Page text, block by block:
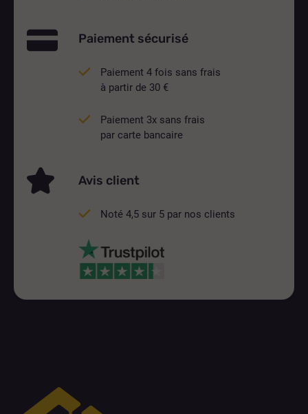
Paiement sécurisé
Paiement 4 fois sans frais
à partir de 30 €
Paiement 3x sans frais
par carte bancaire
Avis client
Noté 4,5 sur 5 par nos clients